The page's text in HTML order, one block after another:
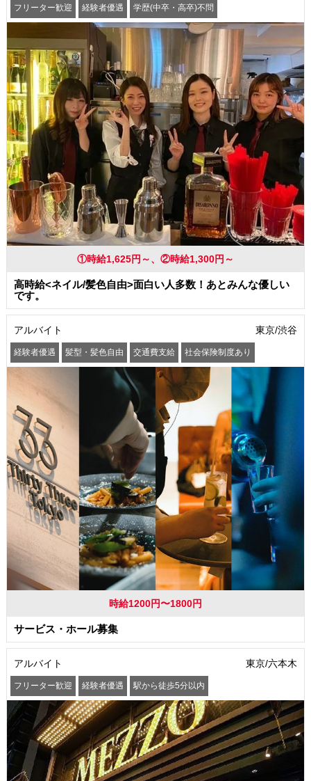
フリーター歓迎 経験者優遇 学歴(中卒・高卒)不問
昇給あり 髪型・髪色自由 ピアスOK ネイルOK
まかない・食事補助
①時給1,625円～、②時給1,300円～
高時給<ネイル/髪色自由>面白い人多数！あとみんな優しい
です。
アルバイト 東京/渋谷
経験者優遇 髪型・髪色自由 交通費支給 社会保険制度あり
時給1200円〜1800円
サービス・ホール募集
アルバイト 東京/六本木
フリーター歓迎 経験者優遇 駅から徒歩5分以内